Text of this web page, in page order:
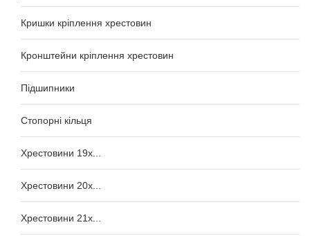
Кришки кріплення хрестовин
Кронштейни кріплення хрестовин
Підшипники
Стопорні кільця
Хрестовини 19x...
Хрестовини 20x...
Хрестовини 21x...